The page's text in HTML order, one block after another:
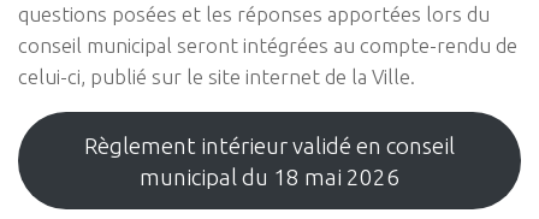
questions posées et les réponses apportées lors du
conseil municipal seront intégrées au compte-rendu de
celui-ci, publié sur le site internet de la Ville.
Règlement intérieur validé en conseil
municipal du 18 mai 2026